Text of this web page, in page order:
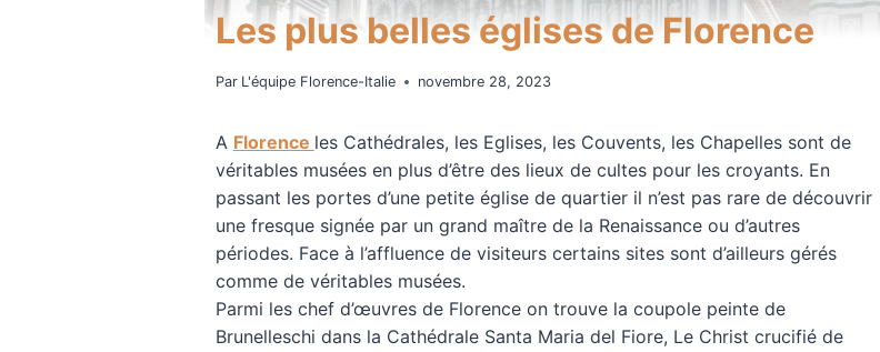
Les plus belles églises de Florence
Par L'équipe Florence-Italie novembre 28, 2023
A Florence les Cathédrales, les Eglises, les Couvents, les Chapelles sont de
véritables musées en plus d’être des lieux de cultes pour les croyants. En
passant les portes d’une petite église de quartier il n’est pas rare de découvrir
une fresque signée par un grand maître de la Renaissance ou d’autres
périodes. Face à l’affluence de visiteurs certains sites sont d’ailleurs gérés
comme de véritables musées.
Parmi les chef d’œuvres de Florence on trouve la coupole peinte de
Brunelleschi dans la Cathédrale Santa Maria del Fiore, Le Christ crucifié de